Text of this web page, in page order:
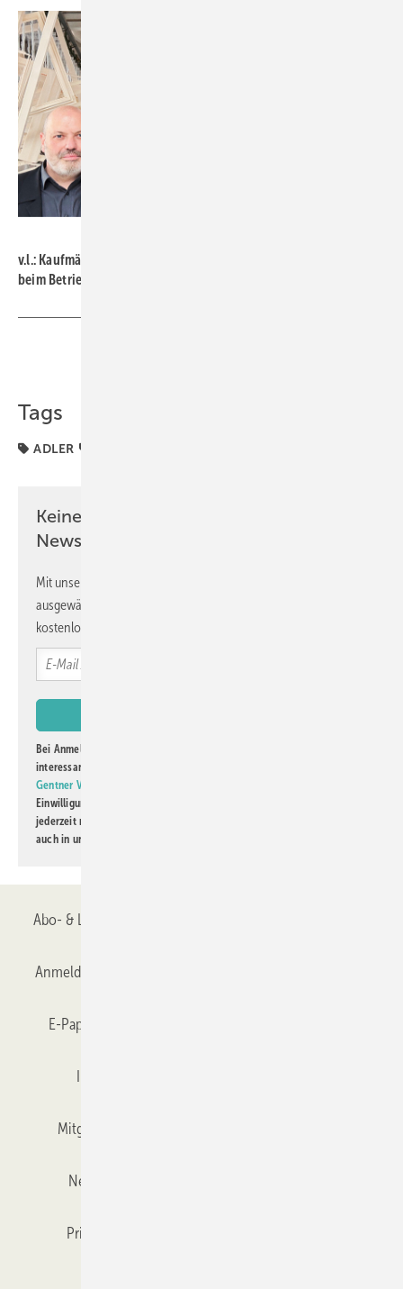
v.l.: Kaufmännischer Geschäftsführer Uwe Kopf und Stefan Reitze
beim ­Betriebsrundgang mit GW-Chefredakteur Daniel Mund.
Tags
ADLER
Keine Zeit? Kein Problem mit dem GW
Newsletter!
Mit unserem Newsletter erhalten Sie regelmäßig von uns
ausgewählte Informationen und Neuigkeiten, gebündelt und
kostenlos direkt ins Postfach.
Bei Anmeldung zu diesem Newsletter bin ich damit einverstanden, über
interessante Verlags- und Online-Angebote
Gentner Verlag GmbH & Co. KG
Einwilligung kann ich jederzeit widerrufen und eine Abmeldung ist
jederzeit möglich. Informationen zum Umgang mit Daten finden Sie
auch in unserer
Abo- & Leserservice
Anmelden
E-Paper
Impressum
Mitgliedschaften und Engagement
Newsletter
Privacy Manager